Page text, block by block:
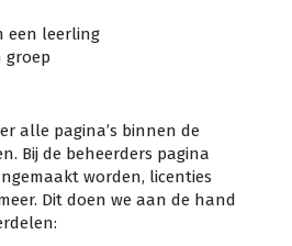
een leerling
groep
alle pagina’s binnen de
Bij de beheerders pagina
worden, licenties
Dit doen we aan de hand